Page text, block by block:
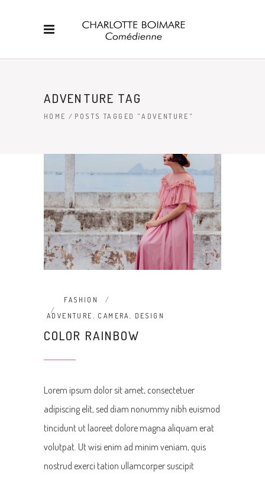
ADVENTURE TAG
HOME / POSTS TAGGED "ADVENTURE"
FASHION
ADVENTURE , CAMERA, DESIGN
COLOR RAINBOW
Lorem ipsum dolor sit amet, consectetuer
adipiscing elit, sed diam nonummy nibh euismod
tincidunt ut laoreet dolore magna aliquam erat
volutpat. Ut wisi enim ad minim veniam, quis
nostrud exerci tation ullamcorper suscipit